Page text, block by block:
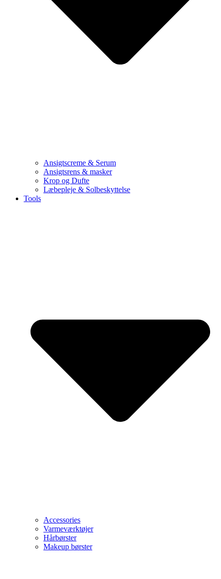
Ansigtscreme & Serum
Ansigtsrens & masker
Krop og Dufte
Læbepleje & Solbeskyttelse
Tools
Accessories
Varmeværktøjer
Hårbørster
Makeup børster